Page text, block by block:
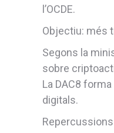
l’OCDE.
Objectiu: més
Segons la
sobre
La DAC8
digitals.